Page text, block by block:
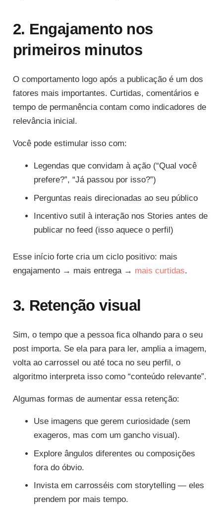
2. Engajamento nos
primeiros minutos
O comportamento logo após a publicação é um dos
fatores mais importantes. Curtidas, comentários e
tempo de permanência contam como indicadores de
relevância inicial.
Você pode estimular isso com:
Legendas que convidam à ação (“Qual você
prefere?”, “Já passou por isso?”)
Perguntas reais direcionadas ao seu público
Incentivo sutil à interação nos Stories antes de
publicar no feed (isso aquece o perfil)
Esse início forte cria um ciclo positivo: mais
engajamento → mais entrega → mais curtidas.
3. Retenção visual
Sim, o tempo que a pessoa fica olhando para o seu
post importa. Se ela para para ler, amplia a imagem,
volta ao carrossel ou até toca no seu perfil, o
algoritmo interpreta isso como “conteúdo relevante”.
Algumas formas de aumentar essa retenção:
Use imagens que gerem curiosidade (sem
exageros, mas com um gancho visual).
Explore ângulos diferentes ou composições
fora do óbvio.
Invista em carrosséis com storytelling — eles
prendem por mais tempo.